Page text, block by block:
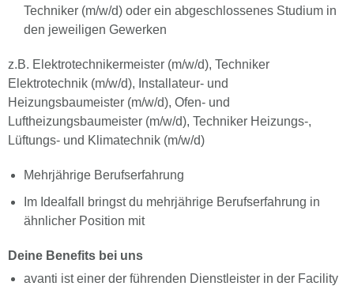
Techniker (m/w/d) oder ein abgeschlossenes Studium in
den jeweiligen Gewerken
z.B. Elektrotechnikermeister (m/w/d), Techniker
Elektrotechnik (m/w/d), Installateur- und
Heizungsbaumeister (m/w/d), Ofen- und
Luftheizungsbaumeister (m/w/d), Techniker Heizungs-,
Lüftungs- und Klimatechnik (m/w/d)
Mehrjährige Berufserfahrung
Im Idealfall bringst du mehrjährige Berufserfahrung in
ähnlicher Position mit
Deine Benefits bei uns
avanti ist einer der führenden Dienstleister in der Facility